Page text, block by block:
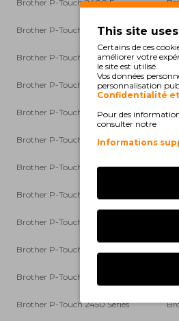
Brother P-Touch 2400 E
Brother P-Touch 2450
Brother P-Touch 2460
Brother P-Touch 2500 PC
Brother P-Touch 3600
Brother P-Touch 7600 VP
Brother P-Touch 9200 Series
Brother P-Touch 9600
Brother P-Touch E 500 VP
Brother P-Touch H 500 Li
Brother P-Touch P 750 W
Brother P-Touch 2450 Series
This site
Certains de ces
améliorer votre
le site est utilisé.
Vos données
personnalisation
Confidentialité
Pour des
consulter notre
Informations